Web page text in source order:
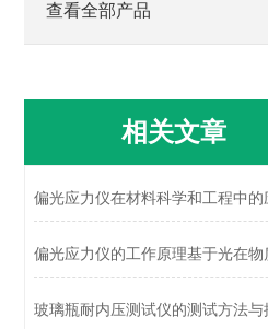
查看全部产品
相关文章
偏光应力仪在材料科学和工程中的